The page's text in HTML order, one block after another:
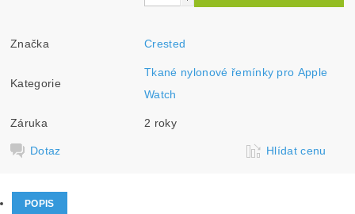
Značka Crested
Kategorie
Tkané nylonové řemínky pro Apple
Watch
Záruka 2 roky
Dotaz Hlídat cenu
POPIS